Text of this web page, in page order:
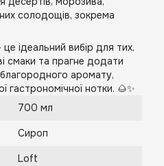
солодощів, зокрема
це ідеальний вибір для тих,
смаки та прагне додати
аромату,
гастрономічної нотки. 🌰✨
700 мл
Сироп
Loft